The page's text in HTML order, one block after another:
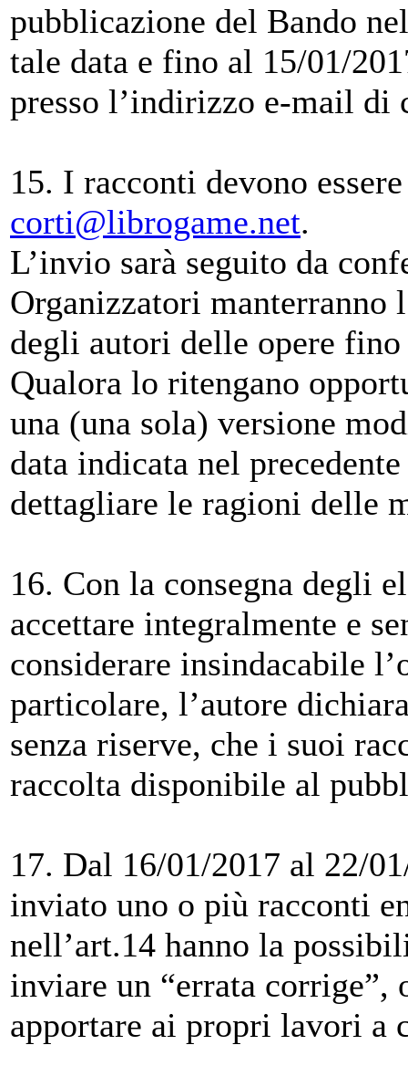
pubblicazione del Bando
tale data e fino al 15/01/
presso l’indirizzo e-mail di
15. I racconti devono
corti@librogame.net.
L’invio sarà seguito da
Organizzatori manterranno
degli autori delle opere
Qualora lo ritengano
una (una sola) versione
data indicata nel
dettagliare le ragioni delle
16. Con la consegna degli
accettare integralmente e
considerare insindacabile
particolare, l’autore
senza riserve, che i suoi
raccolta disponibile al
17. Dal 16/01/2017 al 22/
inviato uno o più racconti
nell’art.14 hanno la
inviare un “errata
apportare ai propri lavori a